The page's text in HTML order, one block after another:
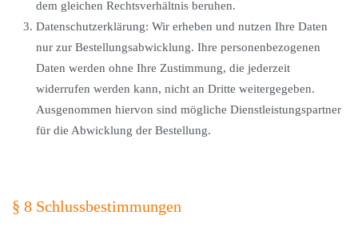
dem gleichen Rechtsverhältnis beruhen.
Datenschutzerklärung: Wir erheben und nutzen Ihre Daten
nur zur Bestellungsabwicklung. Ihre personenbezogenen
Daten werden ohne Ihre Zustimmung, die jederzeit
widerrufen werden kann, nicht an Dritte weitergegeben.
Ausgenommen hiervon sind mögliche Dienstleistungspartner
für die Abwicklung der Bestellung.
§ 8 Schlussbestimmungen